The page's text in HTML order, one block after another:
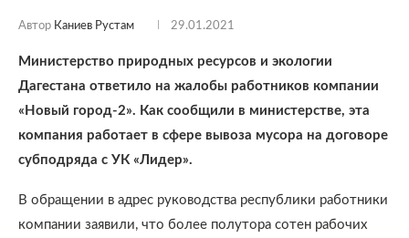
Автор Каниев Рустам 29.01.2021
Министерство природных ресурсов и экологии
Дагестана ответило на жалобы работников компании
«Новый город-2». Как сообщили в министерстве, эта
компания работает в сфере вывоза мусора на договоре
субподряда с УК «Лидер».
В обращении в адрес руководства республики работники
компании заявили, что более полутора сотен рабочих